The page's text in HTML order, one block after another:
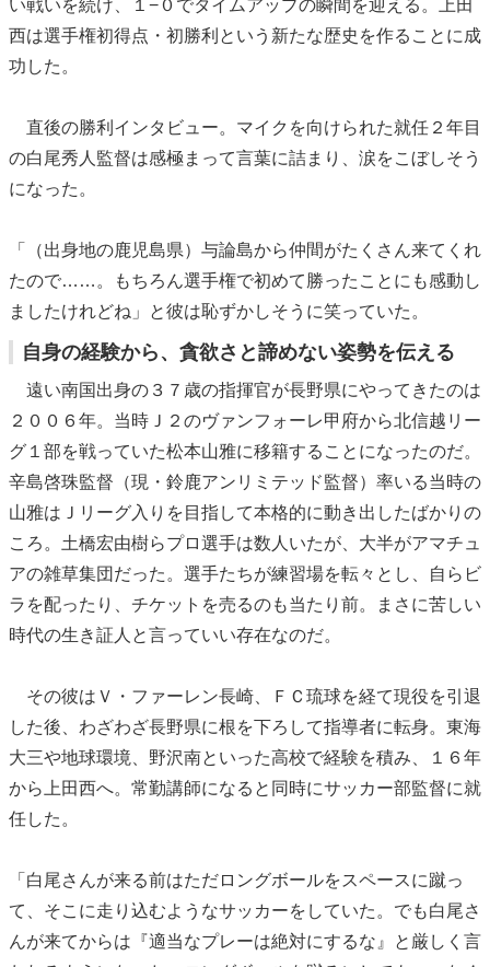
い戦いを続け、１−０でタイムアップの瞬間を迎える。上田
西は選手権初得点・初勝利という新たな歴史を作ることに成
功した。
直後の勝利インタビュー。マイクを向けられた就任２年目
の白尾秀人監督は感極まって言葉に詰まり、涙をこぼしそう
になった。
「（出身地の鹿児島県）与論島から仲間がたくさん来てくれ
たので……。もちろん選手権で初めて勝ったことにも感動し
ましたけれどね」と彼は恥ずかしそうに笑っていた。
自身の経験から、貪欲さと諦めない姿勢を伝える
遠い南国出身の３７歳の指揮官が長野県にやってきたのは
２００６年。当時Ｊ２のヴァンフォーレ甲府から北信越リー
グ１部を戦っていた松本山雅に移籍することになったのだ。
辛島啓珠監督（現・鈴鹿アンリミテッド監督）率いる当時の
山雅はＪリーグ入りを目指して本格的に動き出したばかりの
ころ。土橋宏由樹らプロ選手は数人いたが、大半がアマチュ
アの雑草集団だった。選手たちが練習場を転々とし、自らビ
ラを配ったり、チケットを売るのも当たり前。まさに苦しい
時代の生き証人と言っていい存在なのだ。
その彼はＶ・ファーレン長崎、ＦＣ琉球を経て現役を引退
した後、わざわざ長野県に根を下ろして指導者に転身。東海
大三や地球環境、野沢南といった高校で経験を積み、１６年
から上田西へ。常勤講師になると同時にサッカー部監督に就
任した。
「白尾さんが来る前はただロングボールをスペースに蹴っ
て、そこに走り込むようなサッカーをしていた。でも白尾さ
んが来てからは『適当なプレーは絶対にするな』と厳しく言